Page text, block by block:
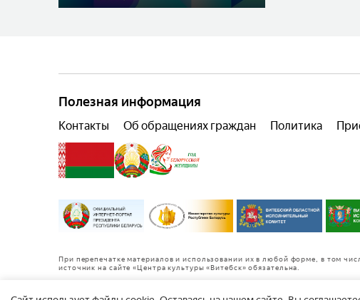
Полезная информация
Контакты Об обращениях граждан Политика
При перепечатке материалов и использовании их в любой форме, в том
источник на сайте «Центра культуры «Витебск» обязательна.